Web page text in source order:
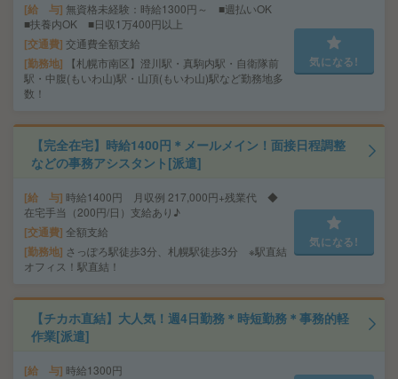
給 与 無資格未経験：時給1300円～ ■週払いOK
■扶養内OK ■日収1万400円以上
交通費 交通費全額支給
勤務地
【札幌市南区】澄川駅・真駒内駅・自衛隊前
駅・中腹(もいわ山)駅・山頂(もいわ山)駅など勤務地多
数！
気になる!
【完全在宅】時給1400円＊メールメイン！面接日程調整
などの事務アシスタント[派遣]
給 与 時給1400円 月収例 217,000円+残業代 ◆
在宅手当（200円/日）支給あり♪
交通費 全額支給
勤務地 さっぽろ駅徒歩3分、札幌駅徒歩3分 ※駅直結
オフィス！駅直結！
気になる!
【チカホ直結】大人気！週4日勤務＊時短勤務＊事務的軽
作業[派遣]
給 与 時給1300円